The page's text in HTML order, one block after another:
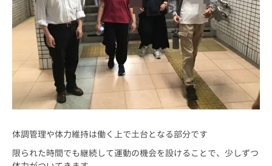
体調管理や体力維持は働く上で土台となる部分です
限られた時間でも継続して運動の機会を設けることで、少しずつ